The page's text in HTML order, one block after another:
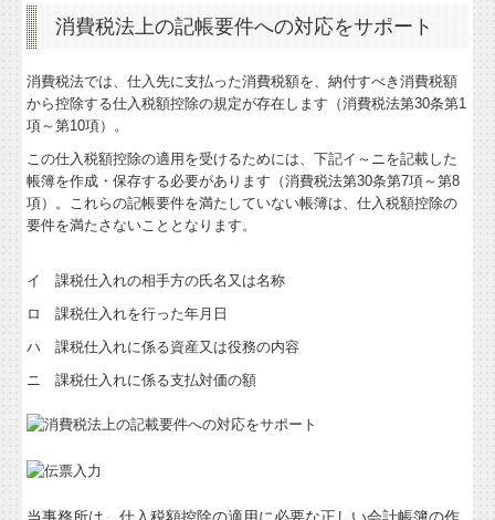
TKCシステムのご紹介
改正消費税への対応
早期経営改善計画の策定支援
経営改善オンデマンド講座
関与先向け融資商品ご紹介
所長のメルマガ
消費税法上の記帳要件への対応をサポート
消費税法では、仕入先に支払った消費税額を、納付すべき消費税額
から控除する仕入税額控除の規定が存在します（消費税法第30条第1
項～第10項）。
この仕入税額控除の適用を受けるためには、下記イ～ニを記載した
帳簿を作成・保存する必要があります（消費税法第30条第7項～第8
項）。これらの記帳要件を満たしていない帳簿は、仕入税額控除の
要件を満たさないこととなります。
イ 課税仕入れの相手方の氏名又は名称
ロ 課税仕入れを行った年月日
ハ 課税仕入れに係る資産又は役務の内容
ニ 課税仕入れに係る支払対価の額
当事務所は、仕入税額控除の適用に必要な正しい会計帳簿の作